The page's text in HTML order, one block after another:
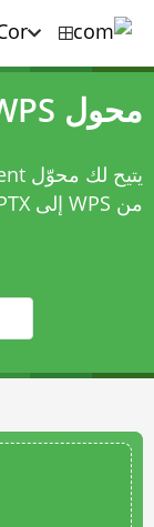
محول WPS إلى PPTX
من WPS إلى PPTX بجودة عالية.